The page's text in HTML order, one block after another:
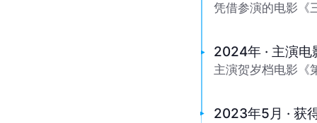
凭借参演的电影《
2024年 · 主演电
主演贺岁档电影《
2023年5月 · 获